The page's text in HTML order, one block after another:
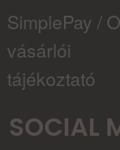
SimplePay /
vásárlói
tájékoztató
SOCIAL